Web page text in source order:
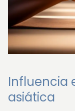
Influencia
asiática